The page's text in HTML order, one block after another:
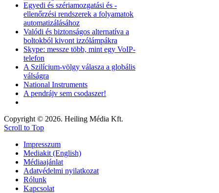
Egyedi és szériamozgatási és -
ellenőrzési rendszerek a folyamatok
automatizálásához
Valódi és biztonságos alternatíva a
boltokból kivont izzólámpákra
Skype: messze több, mint egy VoIP-
telefon
A Szilícium-völgy válasza a globális
válságra
National Instruments
A pendrájv sem csodaszer!
Copyright © 2026. Heiling Média Kft.
Scroll to Top
Impresszum
Mediakit (English)
Médiaajánlat
Adatvédelmi nyilatkozat
Rólunk
Kapcsolat